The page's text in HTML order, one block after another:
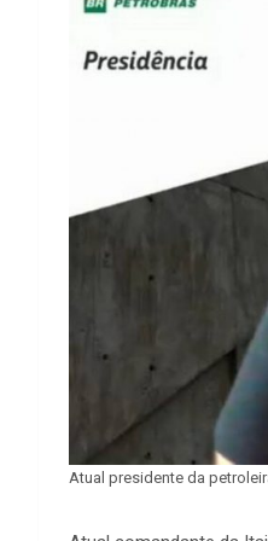
Atual presidente da